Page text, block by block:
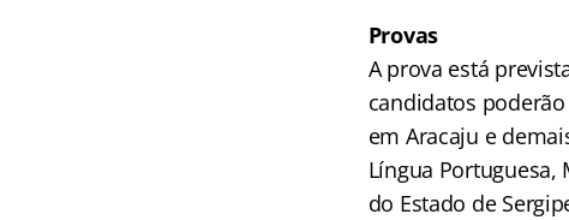
Provas
A prova está
candidatos
em Aracaju e
Língua Portuguesa,
do Estado de